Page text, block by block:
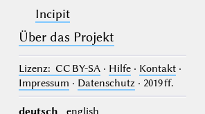
Incipit
Über das Projekt
Lizenz: CC BY-SA· Hilfe· Kontakt·
Impressum · Datenschutz· 2019 ff.